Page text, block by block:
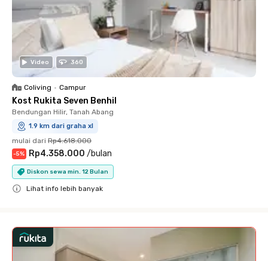
Video 360
Coliving • Campur
Kost Rukita Seven Benhil
Bendungan Hilir, Tanah Abang
1.9 km dari graha xl
mulai dari Rp4.618.000
-5% Rp4.358.000 /bulan
Diskon sewa min. 12 Bulan
Lihat info lebih banyak